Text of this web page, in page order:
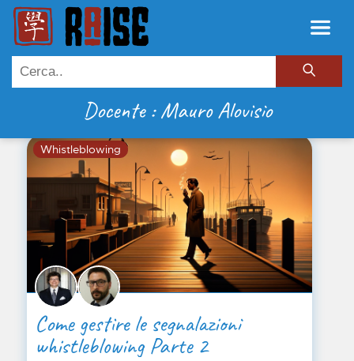
Docente : Mauro Alovisio
Whistleblowing
Come gestire le segnalazioni
whistleblowing Parte 2